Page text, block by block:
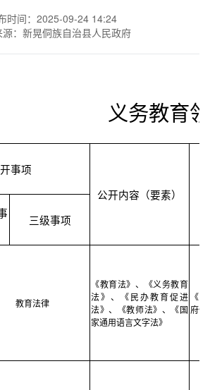
时间：2025-09-24 14:24
：新晃侗族自治县人民政府
义务教育
事项
公开内容（要素）
三级事项
教育法律
《教育法》、《义务教育
法》、《民办教育促进
法》、《教师法》、《国
家通用语言文字法》
《
府信